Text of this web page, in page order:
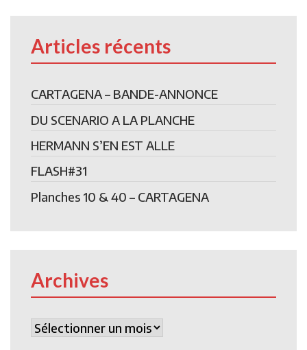
Articles récents
CARTAGENA – BANDE-ANNONCE
DU SCENARIO A LA PLANCHE
HERMANN S’EN EST ALLE
FLASH#31
Planches 10 & 40 – CARTAGENA
Archives
Archives